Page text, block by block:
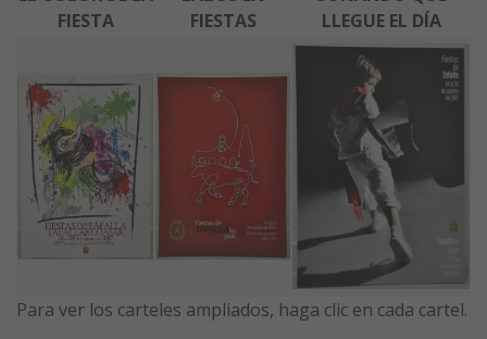
FIESTA
FIESTAS
LLEGUE EL DÍA
Para ver los carteles ampliados, haga clic en cada cartel.